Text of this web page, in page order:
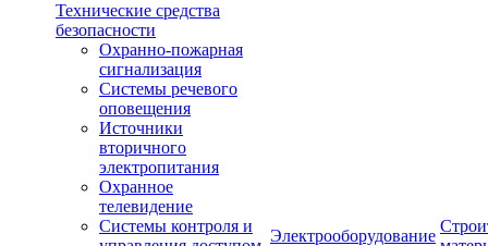
Технические средства
безопасности
Охранно-пожарная
сигнализация
Системы речевого
оповещения
Источники
вторичного
электропитания
Охранное
телевидение
Системы контроля и
Электрооборудование